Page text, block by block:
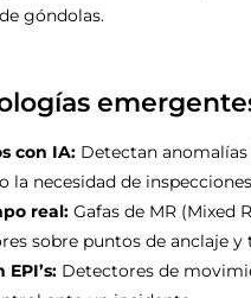
góndolas.
con IA: Detectan
la necesidad de
real: Gafas de MR (Mixed
sobre puntos de anclaje y
Detectores de